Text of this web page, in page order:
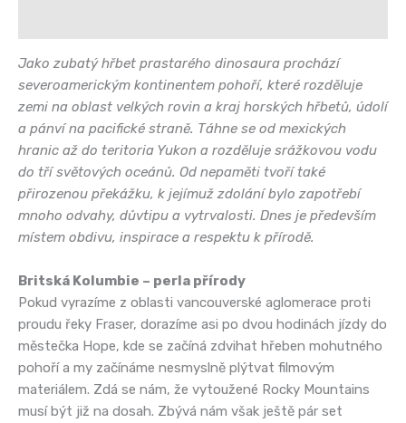
Jako zubatý hřbet prastarého dinosaura prochází
severoamerickým kontinentem pohoří, které rozděluje
zemi na oblast velkých rovin a kraj horských hřbetů, údolí
a pánví na pacifické straně. Táhne se od mexických
hranic až do teritoria Yukon a rozděluje srážkovou vodu
do tří světových oceánů. Od nepaměti tvoří také
přirozenou překážku, k jejímuž zdolání bylo zapotřebí
mnoho odvahy, důvtipu a vytrvalosti. Dnes je především
místem obdivu, inspirace a respektu k přírodě.
Britská Kolumbie – perla přírody
Pokud vyrazíme z oblasti vancouverské aglomerace proti
proudu řeky Fraser, dorazíme asi po dvou hodinách jízdy do
městečka Hope, kde se začíná zdvihat hřeben mohutného
pohoří a my začínáme nesmyslně plýtvat filmovým
materiálem. Zdá se nám, že vytoužené Rocky Mountains
musí být již na dosah. Zbývá nám však ještě pár set